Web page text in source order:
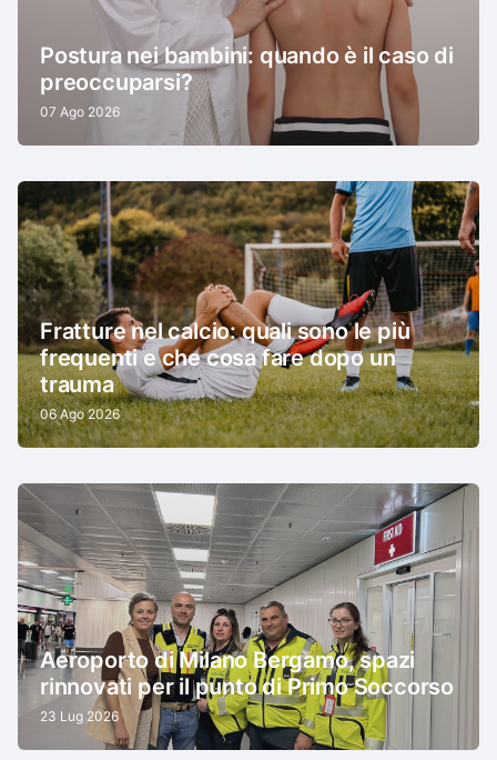
Postura nei bambini: quando è il caso di
preoccuparsi?
07 Ago 2026
Fratture nel calcio: quali sono le più
frequenti e che cosa fare dopo un
trauma
06 Ago 2026
Aeroporto di Milano Bergamo, spazi
rinnovati per il punto di Primo Soccorso
23 Lug 2026